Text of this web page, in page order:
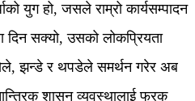
युग हो, जसले राम्रो कार्यसम्पादन
दिन सक्यो, उसको लोकप्रियता
झन्डे र थपडेले समर्थन गरेर अब
शासन व्यवस्थालाई फरक